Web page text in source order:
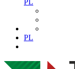
PL
PL